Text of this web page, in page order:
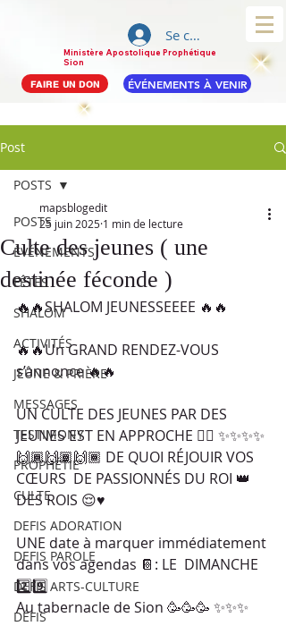
Ministère Apostolique Prophétique
Sion
Se connecter
FAIRE UN DON ÉVÉNEMENTS À VENIR
Post
POSTS
ÉVÉNEMENTS
FÊTES
SHALOM
ACTIVITÉS
JEÛNE & PRIÈRE
MESSAGES
TESTIMONY
PROPHÉTIE
CULTE
DEFIS ADORATION
DEFIS PAROLE
DEFIS ARTS-CULTURE
DÉFIS
POSTS
Culte des jeunes ( une
destinée féconde )
mapsblogedit
25 juin 2025 1 min de lecture
🔥🔥SHALOM JEUNESSEEEE 🔥🔥
🔥🔥Un GRAND RENDEZ-VOUS
s’annonce 🔥🔥
UN CULTE DES JEUNES PAR DES
JEUNES EST EN APPROCHE 🕵🏽 ✨✨✨✨
🙌🏾🙌🏾🙌🏾 DE QUOI RÉJOUIR VOS
CŒURS  DE PASSIONNÉS DU ROI 👑
DES ROIS 😌♥️
UNE date à marquer immédiatement
dans vos agendas 📔: LE  DIMANCHE
2️⃣9️⃣
Au tabernacle de Sion 🥳🥳🥳 ✨✨✨